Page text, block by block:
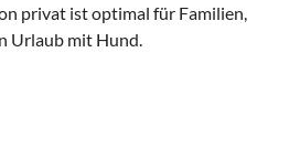
privat ist optimal für Familien,
Urlaub mit Hund.